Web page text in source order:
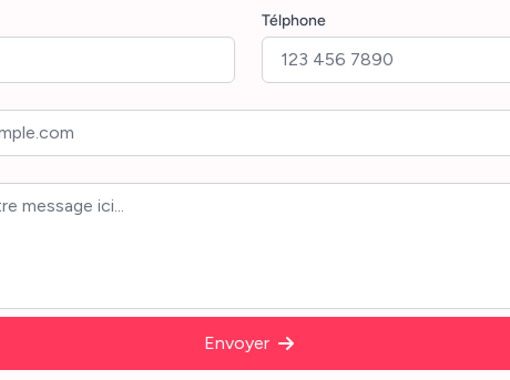
Télphone
Envoyer